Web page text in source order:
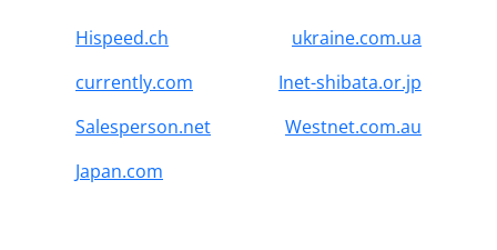
Hispeed.ch
ukraine.com.ua
currently.com
Inet-shibata.or.jp
Salesperson.net
Westnet.com.au
Japan.com